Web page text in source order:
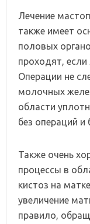
Лечение
также имеет
половых
проходят, если
Операции не
молочных
области
без операций и
Также очень
процессы в
кистоз на
увеличение
правило,